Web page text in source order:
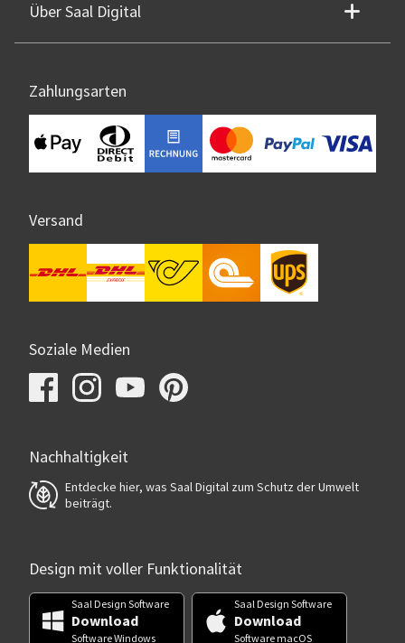
Über Saal Digital
Zahlungsarten
Versand
Soziale Medien
Nachhaltigkeit
Entdecke hier, was Saal Digital zum Schutz der Umwelt
beiträgt.
Design mit voller Funktionalität
Saal Design Software
Download
Software Windows
Saal Design Software
Download
Software macOS